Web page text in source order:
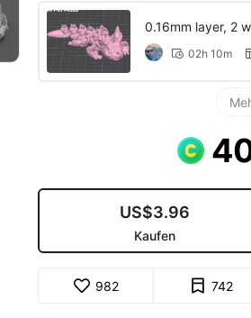
0.16mm layer, 2
 02h 10m
US$3.96
Kaufen
982 742